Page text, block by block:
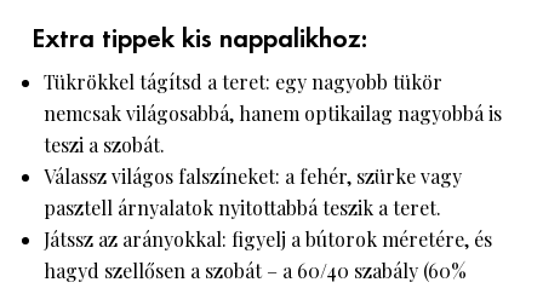
Extra tippek kis nappalikhoz:
Tükrökkel tágítsd a teret: egy nagyobb tükör
nemcsak világosabbá, hanem optikailag nagyobbá is
teszi a szobát.
Válassz világos falszíneket: a fehér, szürke vagy
pasztell árnyalatok nyitottabbá teszik a teret.
Játssz az arányokkal: figyelj a bútorok méretére, és
hagyd szellősen a szobát – a 60/40 szabály (60%